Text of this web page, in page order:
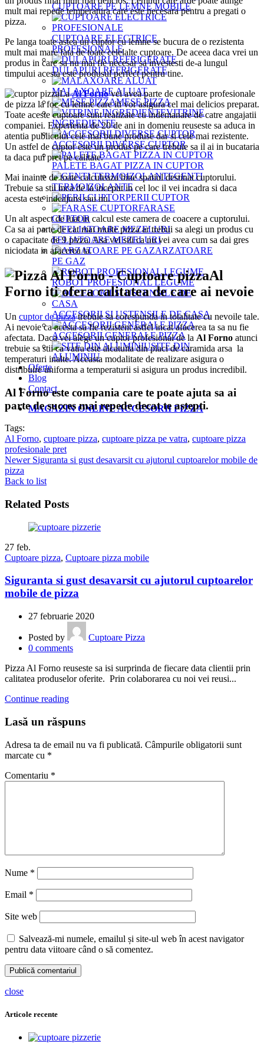
CUPTOARE PE LEMNE MOBILE
CUPTOARE ELECTRICE
PROFESIONALE
DULAPURI REFRIGERATE
MALAXOARE ALUAT
MESE PIZZA
VITRINE
INGREDIENTE
ACCESORII DIVERSE CUPTOR
PALETE BAGAT PIZZA IN CUPTOR
GENTI
TERMOIZOLANTE
PERII CUPTOR
FARASE
CUPTOR
FELIATOARE MEZELURI
ARZATOARE
PE GAZ
ROBOT PROFESIONAL LEGUME
ACCESORII SI USTENSILE DE CASA
ACCESORII GENERALE PIZZA
SITE DIN
ALUMINIU
Oferte
Blog
Contact
MAGAZIN ONLINE ACCESORII PIZZA
mult mai repede temperatura care este necesara pentru a pregati o
pizza.
Pe langa toate astea un cuptor cu lemne se bucura de o rezistenta
mult mai mare fata de toate celelalte cuptoare. De aceea daca vrei un
produs in care sa nu mai fie necesar sa investesti de-a lungul
timpului acesta este produsul perfect pentru tine.
LaAl Fornovei avea parte de cuptoare profesionale
de pizza la foc cu lemne care iti vor asigura cel mai delicios preparat.
Toate aceste cuptoare sunt realizate cu indemanare de catre angajatii
companiei. Experienta de 20 de ani in domeniu reuseste sa aduca in
atentia publicului cele mai bune produse dar si cele mai rezistente.
Un astfel de cuptor este un produs pe care trebuie sa il ai in bucataria
ta daca pui pret pe calitate.
Mai inainte de toate calculeaza bine spatiul destinat cuptorului.
Trebuie sa stii inca de la inceput in cel loc il vei incadra si daca
acesta este indeajuns sau nu.
Un alt aspect de luat in calcul este camera de coacere a cuptorului.
Ca sa ai parte de cat mai multe pizza ar trebui sa alegi un produs cu
o capacitate de 9 pizza. Asa vei stii ca nu vei avea cum sa dai gres
niciodata in afacerea ta.
Al
Forno iti ofera calitatea de care ai nevoie
Un cuptor de pizzatrebuie sa corespunda in totalitate cu nevoile tale.
Ai nevoie ca acesta sa fie rezistent astfel incat afacerea ta sa nu fie
afectata. Daca vei alege un cuptor profesional de la Al Forno atunci
trebuie sa stii ca vatra este alcatuita din placi de caramida arsa la
temperaturi inalte. Aceasta modalitate de realizare asigura o
distribuire uniforma a temperaturii si asigura un produs incredibil.
Al Forno este compania care te poate ajuta sa ai
parte de succes mai repede decat te astepti.
Tags:
Al Forno, cuptoare pizza, cuptoare pizza pe vatra, cuptoare pizza
profesionale pret
Newer Siguranta si gust desavarsit cu ajutorul cuptoarelor mobile de
pizza
Back to list
Related Posts
27 feb.
Cuptoare pizza, Cuptoare pizza mobile
Siguranta si gust desavarsit cu ajutorul cuptoarelor
mobile de pizza
27 februarie 2020
Posted by
Cuptoare Pizza
0 comments
Pizza Al Forno reuseste sa isi surprinda de fiecare data clientii prin
calitatea produselor oferite. Prin colaborarea cu noi vei reusi...
Continue reading
Lasă un răspuns
Adresa ta de email nu va fi publicată. Câmpurile obligatorii sunt
marcate cu *
Comentariu *
Nume *
Email *
Site web
Salvează-mi numele, emailul și site-ul web în acest navigator
pentru data viitoare când o să comentez.
close
Articole recente